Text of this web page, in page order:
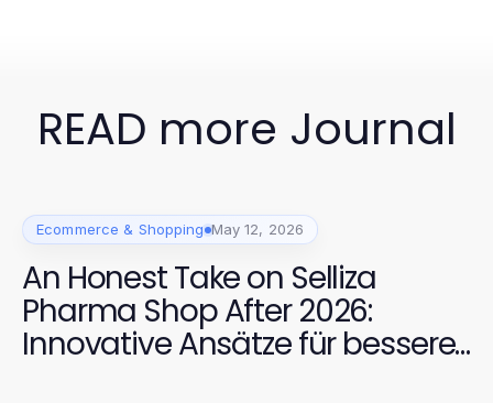
READ more Journal
Ecommerce & Shopping May 12, 2026
An Honest Take on Selliza
Pharma Shop After 2026:
Innovative Ansätze für bessere